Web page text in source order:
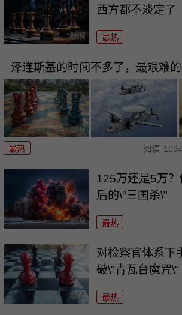
西方都不淡定了
最热
泽连斯基的时间不多了，最艰难
最热 阅读
125万还是5万
后的\"三国杀\"
最热
对检察官体系下
破\"青瓦台魔咒\"
最热